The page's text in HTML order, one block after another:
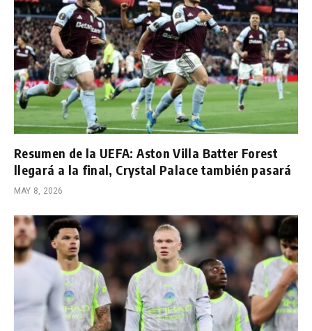
Resumen de la UEFA: Aston Villa Batter Forest
llegará a la final, Crystal Palace también pasará
MAY 8, 2026